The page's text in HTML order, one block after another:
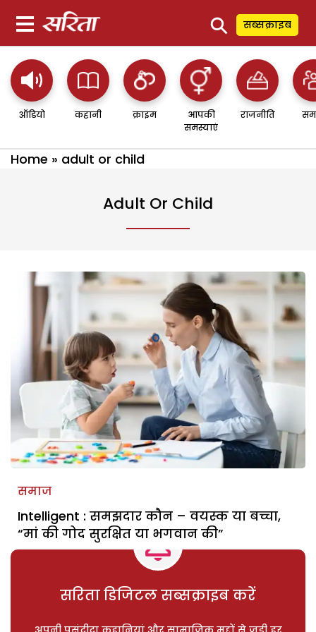
⚲ सब्सक्राइब
ऑडियो कहानी क्राइम
आपकी
समस्याएं
राजनीति
Home » adult or child
Adult Or Child
समाज
Intelligent : समझदार कौन – वयस्क या बच्चा,
“मां की गोद सुरक्षित या भगवान की”
सरिता डिजिटल सब्सक्राइब करें